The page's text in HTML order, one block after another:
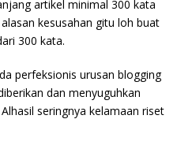
artikel minimal 300 kata
kesusahan gitu loh buat
300 kata.
perfeksionis urusan blogging
dan menyuguhkan
seringnya kelamaan riset